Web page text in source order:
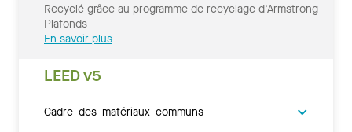
Recyclé grâce au programme de recyclage d’Armstrong
Plafonds
En savoir plus
LEED v5
Cadre des matériaux communs